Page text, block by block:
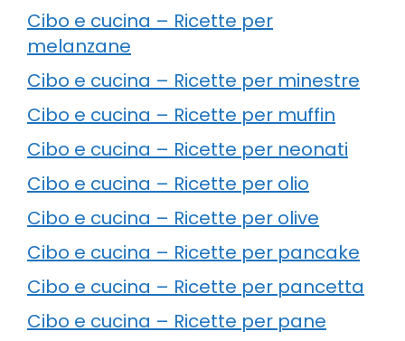
Cibo e cucina – Ricette per
melanzane
Cibo e cucina – Ricette per minestre
Cibo e cucina – Ricette per muffin
Cibo e cucina – Ricette per neonati
Cibo e cucina – Ricette per olio
Cibo e cucina – Ricette per olive
Cibo e cucina – Ricette per pancake
Cibo e cucina – Ricette per pancetta
Cibo e cucina – Ricette per pane